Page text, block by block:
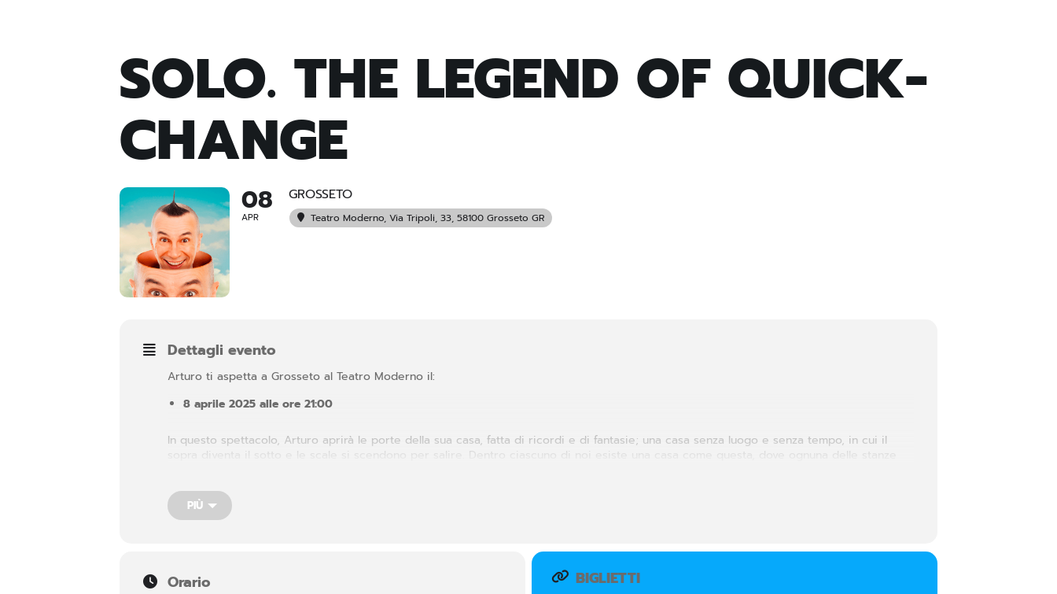
SOLO. THE LEGEND OF QUICK-
CHANGE
08
APR
GROSSETO
Teatro Moderno, Via Tripoli, 33, 58100 Grosseto GR
Dettagli evento
Arturo ti aspetta a Grosseto al Teatro Moderno il:
8 aprile 2025 alle ore 21:00
In questo spettacolo, Arturo aprirà le porte della sua casa, fatta di ricordi e di fantasie; una casa senza luogo e senza tempo, in cui il
sopra diventa il sotto e le scale si scendono per salire. Dentro ciascuno di noi esiste una casa come questa, dove ognuna delle stanze
PIÙ
Orario BIGLIETTI